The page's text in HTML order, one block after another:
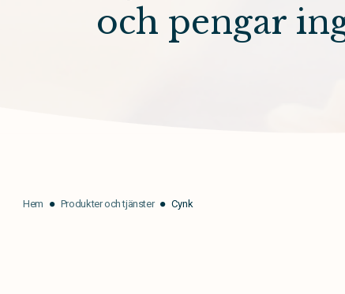
och pengar
Hem Produkter och tjänster Cynk